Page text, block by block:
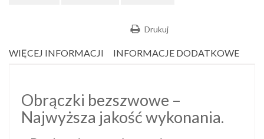
Drukuj
WIĘCEJ INFORMACJI INFORMACJE DODATKOWE
Obrączki bezszwowe –
Najwyższa jakość wykonania.